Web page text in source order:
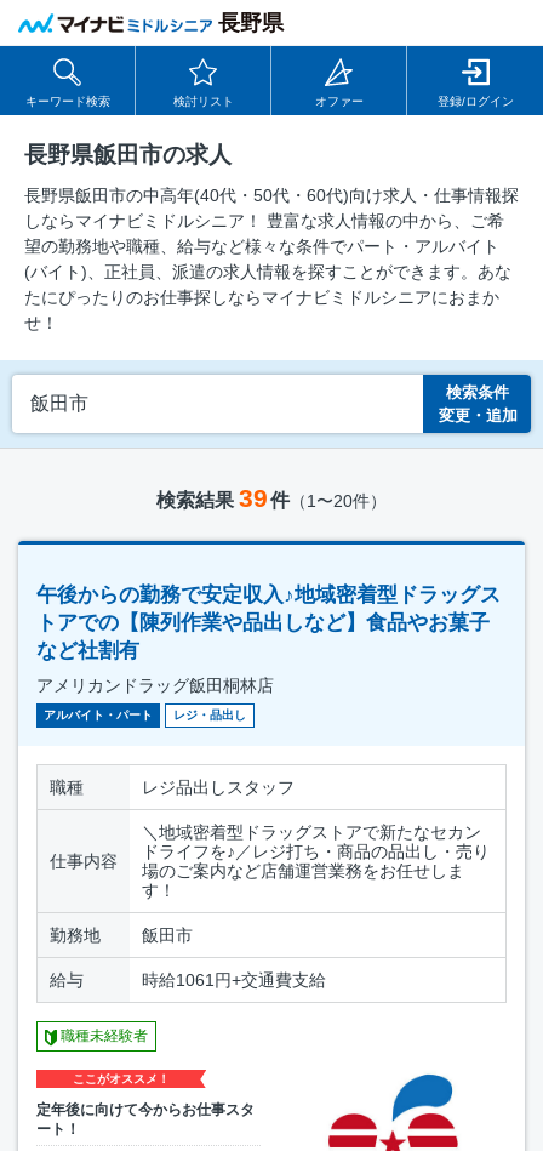
長野県
キーワード検索 検討リスト オファー 登録/ログイン
長野県飯田市の求人
長野県飯田市の中⾼年(40代・50代・60代)向け求⼈・仕事情報探
しならマイナビミドルシニア！ 豊富な求人情報の中から、ご希
望の勤務地や職種、給与など様々な条件でパート・アルバイト
(バイト)、正社員、派遣の求人情報を探すことができます。あな
たにぴったりのお仕事探しならマイナビミドルシニアにおまか
せ！
飯田市
検索条件
変更・追加
検索結果 39件（1〜20件）
午後からの勤務で安定収入♪地域密着型ドラッグス
トアでの【陳列作業や品出しなど】食品やお菓子
など社割有
アメリカンドラッグ飯田桐林店
アルバイト・パート レジ・品出し
職種 レジ品出しスタッフ
仕事内容
＼地域密着型ドラッグストアで新たなセカン
ドライフを♪／レジ打ち・商品の品出し・売り
場のご案内など店舗運営業務をお任せしま
す！
勤務地 飯田市
給与 時給1061円+交通費支給
職種未経験者
ここがオススメ！
定年後に向けて今からお仕事スタ
ート！